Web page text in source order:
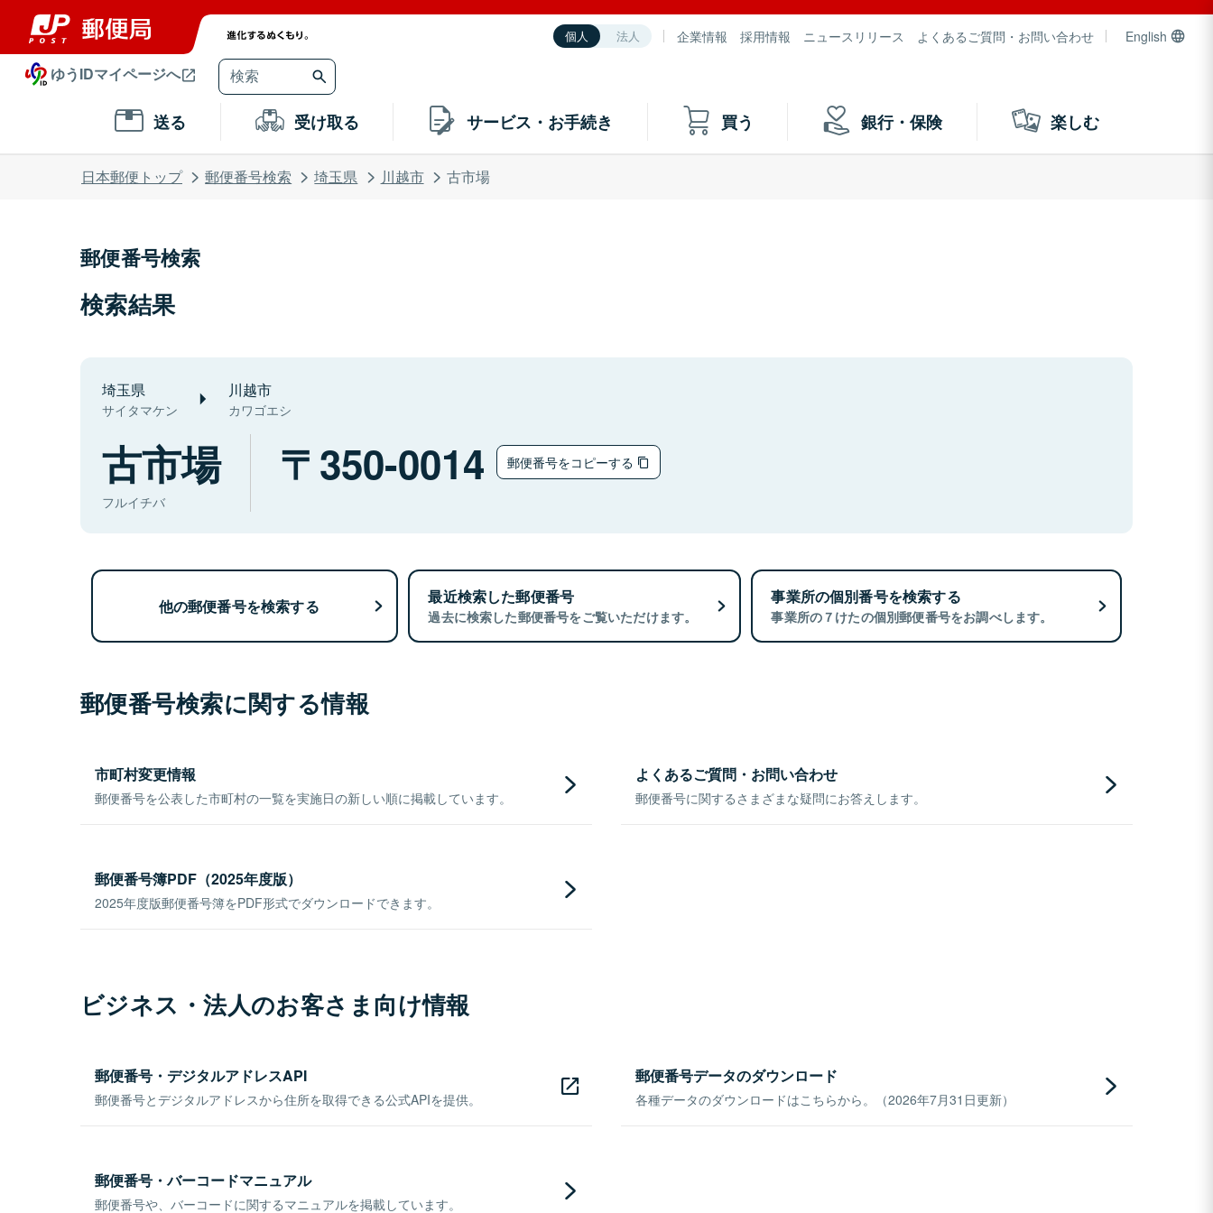
個人 法人 企業情報 採用情報 ニュースリリース よくあるご質問・お問い合わせ English
ゆうIDマイページへ
送る 受け取る サービス・お手続き 買う 銀行・保険 楽しむ
日本郵便トップ 郵便番号検索 埼玉県 川越市 古市場
郵便番号検索
検索結果
埼玉県
サイタマケン
川越市
カワゴエシ
古市場
フルイチバ
350-0014 郵便番号をコピーする
他の郵便番号を検索する 最近検索した郵便番号
過去に検索した郵便番号をご覧いただけます。
事業所の個別番号を検索する
事業所の７けたの個別郵便番号をお調べします。
郵便番号検索に関する情報
市町村変更情報
郵便番号を公表した市町村の一覧を実施日の新しい順に掲載しています。
よくあるご質問・お問い合わせ
郵便番号に関するさまざまな疑問にお答えします。
郵便番号簿PDF（2025年度版）
2025年度版郵便番号簿をPDF形式でダウンロードできます。
ビジネス・法人のお客さま向け情報
郵便番号・デジタルアドレスAPI
郵便番号とデジタルアドレスから住所を取得できる公式APIを提供。
郵便番号データのダウンロード
各種データのダウンロードはこちらから。（2026年7月31日更新）
郵便番号・バーコードマニュアル
郵便番号や、バーコードに関するマニュアルを掲載しています。